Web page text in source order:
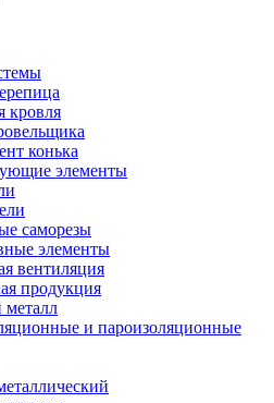
кровля
конька
элементы
саморезы
элементы
вентиляция
продукция
и пароизоляционные